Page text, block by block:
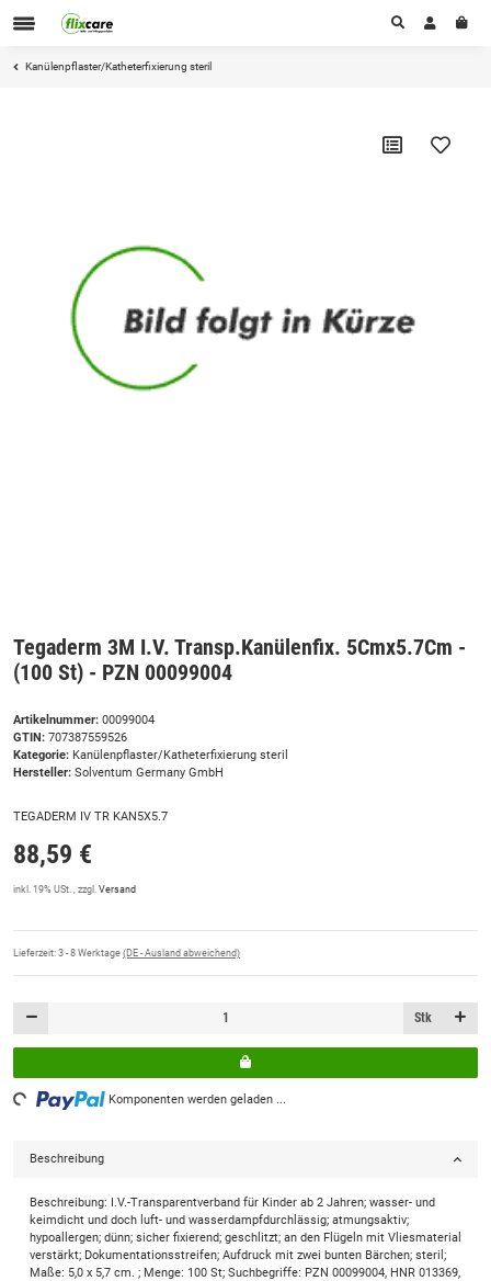
Kanülenpflaster/Katheterfixierung steril
Tegaderm 3M I.V. Transp.Kanülenfix. 5Cmx5.7Cm -
(100 St) - PZN 00099004
Artikelnummer: 00099004
GTIN: 707387559526
Kategorie: Kanülenpflaster/Katheterfixierung steril
Hersteller: Solventum Germany GmbH
TEGADERM IV TR KAN5X5.7
88,59 €
inkl. 19% USt. , zzgl. Versand
Lieferzeit: 3 - 8 Werktage (DE - Ausland abweichend)
Stk
Komponenten werden geladen ...
Beschreibung
Beschreibung: I.V.-Transparentverband für Kinder ab 2 Jahren; wasser- und
keimdicht und doch luft- und wasserdampfdurchlässig; atmungsaktiv;
hypoallergen; dünn; sicher fixierend; geschlitzt; an den Flügeln mit Vliesmaterial
verstärkt; Dokumentationsstreifen; Aufdruck mit zwei bunten Bärchen; steril;
Maße: 5,0 x 5,7 cm. ; Menge: 100 St; Suchbegriffe: PZN 00099004, HNR 013369,